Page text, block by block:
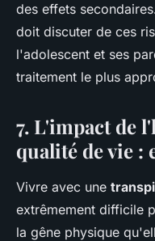
des effets secondaires
doit discuter de ces
l'adolescent et ses
traitement le plus
7. L'impact de
qualité de vie :
Vivre avec une
extrêmement difficile
la gêne physique